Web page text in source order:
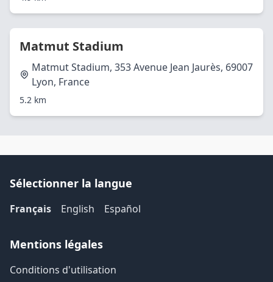
Matmut Stadium
Matmut Stadium, 353 Avenue Jean Jaurès, 69007
Lyon, France
5.2 km
Sélectionner la langue
Français English Español
Mentions légales
Conditions d'utilisation